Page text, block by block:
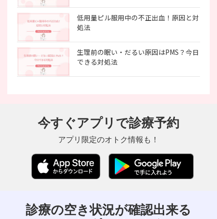
低用量ピル服用中の不正出血！原因と対
処法
生理前の眠い・だるい原因はPMS？今日
できる対処法
今すぐアプリで診療予約
アプリ限定のオトク情報も！
診療の空き状況が確認出来る